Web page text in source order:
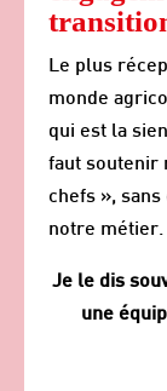
Le plus
monde
qui est la
faut soutenir
chefs »,
notre métier.
Je le dis
une